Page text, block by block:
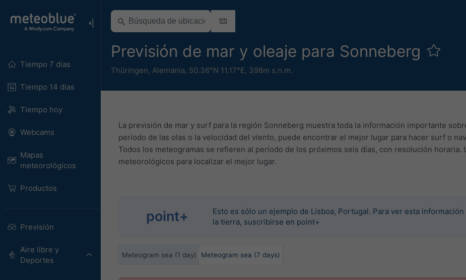
Tiempo 7 dias
Tiempo 14 dias
Tiempo hoy
Webcams
Mapas
meteorológicos
Productos
Previsión
Aire libre y
Deportes
Previsión de mar y oleaje para Sonneberg
Thüringen, Alemania, 50.36°N 11.17°E, 398m s.n.m.
La previsión de mar y surf para la región Sonneberg muestra toda la información importante
período de las olas o la velocidad del viento, puede encontrar el mejor lugar para hacer surf o
Todos los meteogramas se refieren al período de los próximos seis días, con resolución
meteorológicos para localizar el mejor lugar.
point+
Esto es sólo un ejemplo de Lisboa, Portugal. Para ver esta
la tierra, suscribirse en point+
Meteogram sea (1 day) Meteogram sea (7 days)